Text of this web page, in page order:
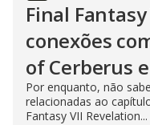
Final
conexões
of Cerberus
Por enquanto, não
relacionadas ao
Fantasy VII Revelation...